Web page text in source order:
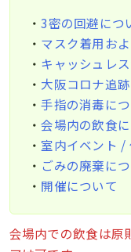
・3密の回避につ
・ マスク着用お
・ キャッシュレ
・ 大阪コロナ追
・手指の消毒に
・会場内の飲食
・ 室内イベント /
・ ごみの廃棄に
・ 開催について
会場内での飲食は原